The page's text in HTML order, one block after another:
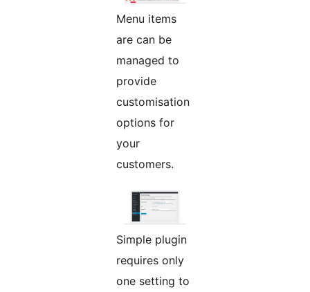
Menu items
are can be
managed to
provide
customisation
options for
your
customers.
Simple plugin
requires only
one setting to